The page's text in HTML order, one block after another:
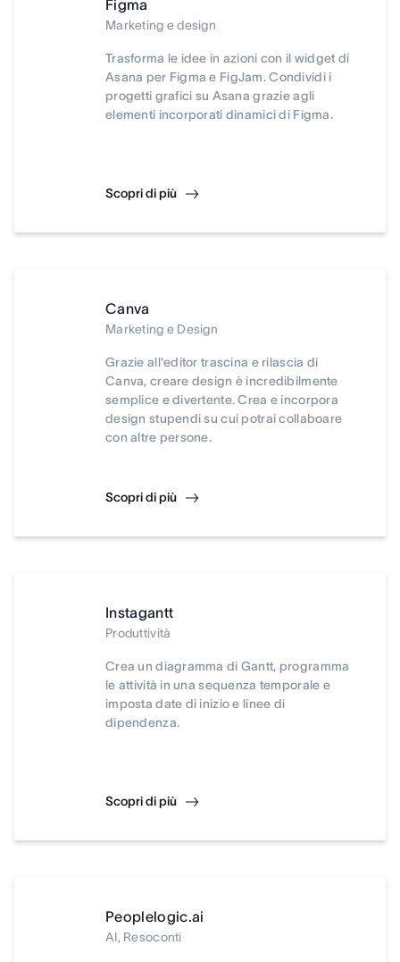
Figma
Marketing e design
Trasforma le idee in azioni con il widget di
Asana per Figma e FigJam. Condividi i
progetti grafici su Asana grazie agli
elementi incorporati dinamici di Figma.
Scopri di più
Canva
Marketing e Design
Grazie all'editor trascina e rilascia di
Canva, creare design è incredibilmente
semplice e divertente. Crea e incorpora
design stupendi su cui potrai collaboare
con altre persone.
Scopri di più
Instagantt
Produttività
Crea un diagramma di Gantt, programma
le attività in una sequenza temporale e
imposta date di inizio e linee di
dipendenza.
Scopri di più
Peoplelogic.ai
AI, Resoconti